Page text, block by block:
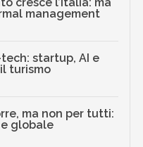
management
startup, AI e
turismo
ma non per tutti:
globale